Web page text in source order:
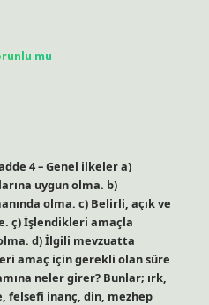
mu
4 – Genel ilkeler a)
uygun olma. b)
olma. c) Belirli, açık ve
ç) İşlendikleri amaçla
olma. d) İlgili mevzuatta
amaç için gerekli olan süre
neler girer? Bunlar; ırk,
felsefi inanç, din, mezhep